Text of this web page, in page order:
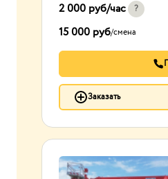
Тип проходимости
2 000 руб/час ?
15 000 руб/смена
Заказать